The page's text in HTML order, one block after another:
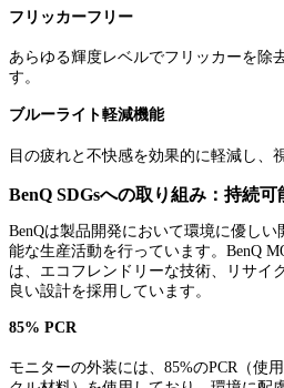
フリッカーフリー
あらゆる輝度レベルでフリッカーを除
す。
ブルーライト軽減機能
目の疲れと不快感を効果的に軽減し、
BenQ SDGsへの取り組み：持続
BenQは製品開発において環境に優し
能な生産活動を行っています。BenQ
は、エコフレンドリーな技術、リサイ
良い設計を採用しています。
85% PCR
モニターの外装には、85%のPCR（使